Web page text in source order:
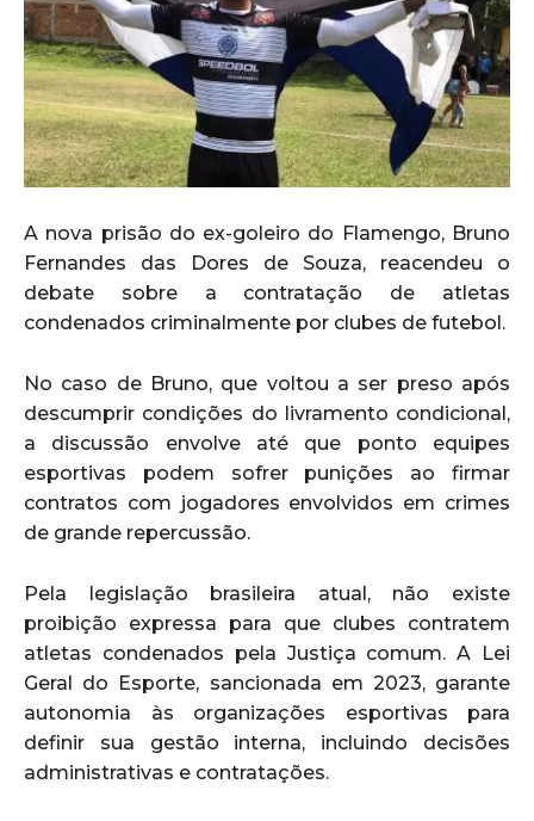
A nova prisão do ex-goleiro do Flamengo, Bruno
Fernandes das Dores de Souza, reacendeu o
debate sobre a contratação de atletas
condenados criminalmente por clubes de futebol.
No caso de Bruno, que voltou a ser preso após
descumprir condições do livramento condicional,
a discussão envolve até que ponto equipes
esportivas podem sofrer punições ao firmar
contratos com jogadores envolvidos em crimes
de grande repercussão.
Pela legislação brasileira atual, não existe
proibição expressa para que clubes contratem
atletas condenados pela Justiça comum. A Lei
Geral do Esporte, sancionada em 2023, garante
autonomia às organizações esportivas para
definir sua gestão interna, incluindo decisões
administrativas e contratações.